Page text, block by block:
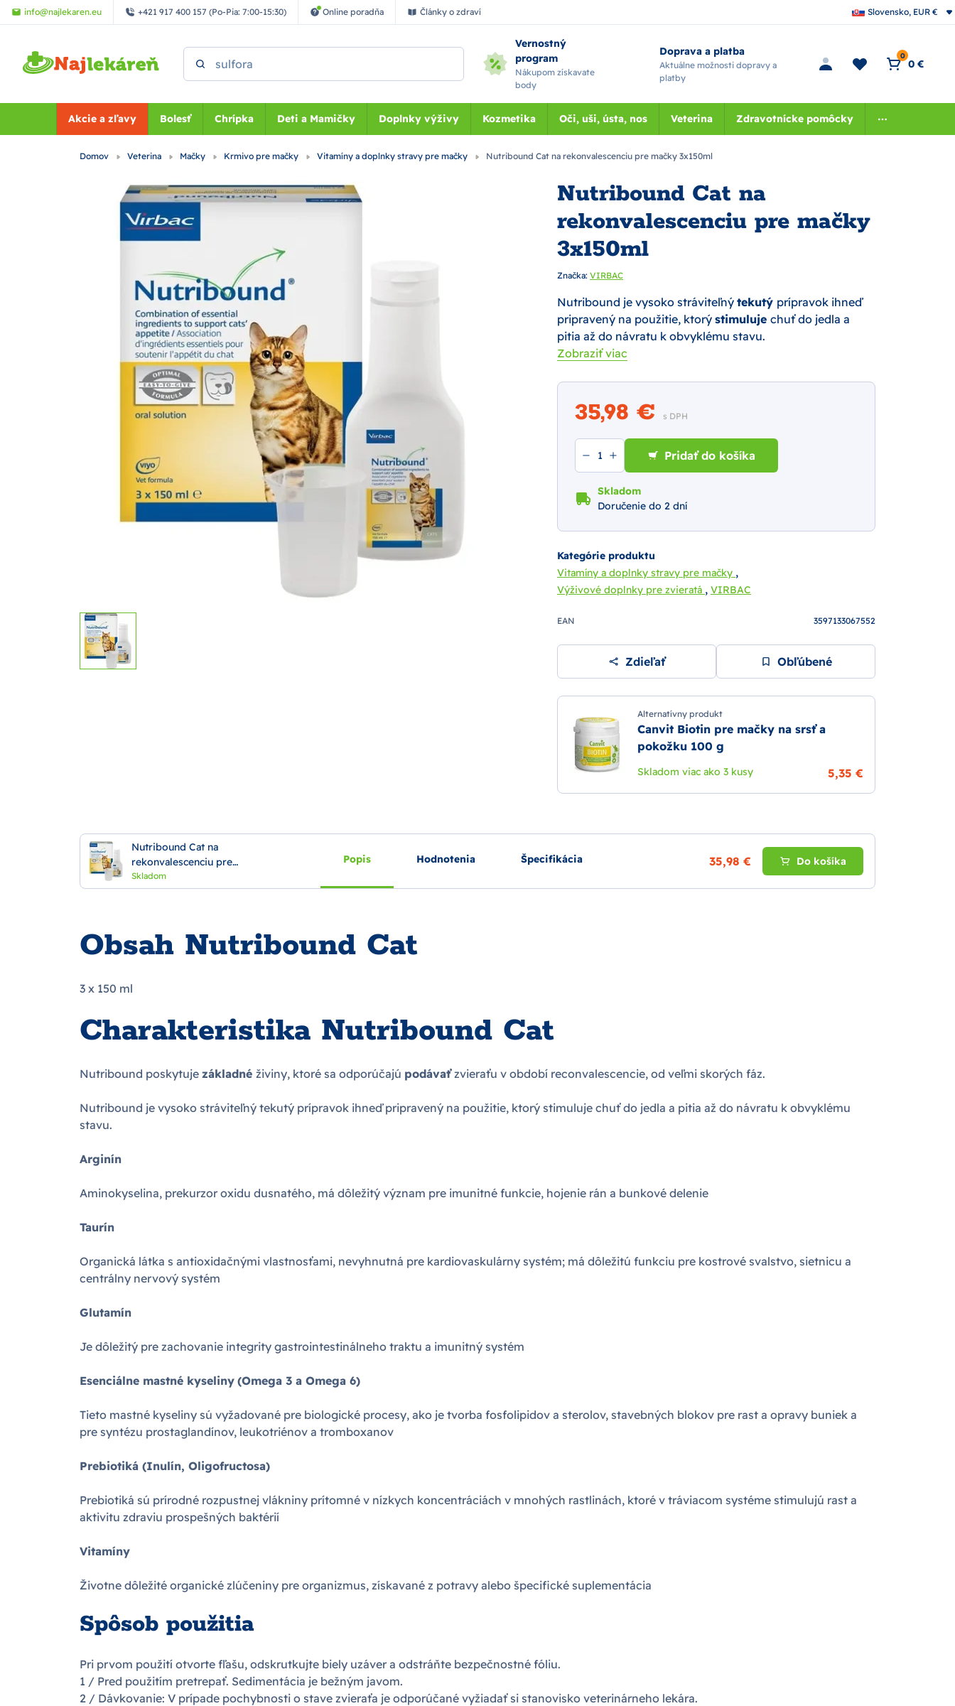
Preskočiť na hlavný obsah
info@najlekaren.eu +421 917 400 157 (Po-Pia: 7:00-15:30) Online poradňa Články o zdraví Slovensko, EUR €
Vernostný
program
Nákupom získavate
body
Doprava a platba
Aktuálne možnosti dopravy a
platby
0
0 €
Akcie a zľavy Bolesť Chrípka Deti a Mamičky Doplnky výživy Kozmetika Oči, uši, ústa, nos Veterina Zdravotnícke pomôcky
Domov Veterina Mačky Krmivo pre mačky Vitamíny a doplnky stravy pre mačky Nutribound Cat na rekonvalescenciu pre mačky 3x150ml
Nutribound Cat na
rekonvalescenciu pre mačky
3x150ml
Značka: VIRBAC
Nutribound je vysoko stráviteľný tekutý prípravok ihneď
pripravený na použitie, ktorý stimuluje chuť do jedla a
pitia až do návratu k obvyklému stavu.
Zobraziť viac
35,98 € s DPH
Pridať do košíka
Skladom
Doručenie do 2 dní
Kategórie produktu
Vitamíny a doplnky stravy pre mačky ,
Výživové doplnky pre zvieratá , VIRBAC
EAN 3597133067552
Zdieľať Obľúbené
Alternatívny produkt
Canvit Biotin pre mačky na srsť a
pokožku 100 g
Skladom viac ako 3 kusy 5,35 €
Nutribound Cat na
rekonvalescenciu pre
mačky 3x150ml
Skladom
Popis Hodnotenia Špecifikácia 35,98 € Do košíka
Obsah Nutribound Cat
3 x 150 ml
Charakteristika Nutribound Cat
Nutribound poskytuje základné živiny, ktoré sa odporúčajú podávaťzvieraťu v období reconvalescencie, od veľmi skorých fáz.
Nutribound je vysoko stráviteľný tekutý prípravok ihneď pripravený na použitie, ktorý stimuluje chuť do jedla a pitia až do návratu k obvyklému
stavu.
Arginín
Aminokyselina, prekurzor oxidu dusnatého, má dôležitý význam pre imunitné funkcie, hojenie rán a bunkové delenie
Taurín
Organická látka s antioxidačnými vlastnosťami, nevyhnutná pre kardiovaskulárny systém; má dôležitú funkciu pre kostrové svalstvo, sietnicu a
centrálny nervový systém
Glutamín
Je dôležitý pre zachovanie integrity gastrointestinálneho traktu a imunitný systém
Esenciálne mastné kyseliny (Omega 3 a Omega 6)
Tieto mastné kyseliny sú vyžadované pre biologické procesy, ako je tvorba fosfolipidov a sterolov, stavebných blokov pre rast a opravy buniek a
pre syntézu prostaglandínov, leukotriénov a tromboxanov
Prebiotiká (Inulín, Oligofructosa)
Prebiotiká sú prírodné rozpustnej vlákniny prítomné v nízkych koncentráciách v mnohých rastlinách, ktoré v tráviacom systéme stimulujú rast a
aktivitu zdraviu prospešných baktérií
Vitamíny
Životne dôležité organické zlúčeniny pre organizmus, získavané z potravy alebo špecifické suplementácia
Spôsob použitia
Pri prvom použití otvorte fľašu, odskrutkujte biely uzáver a odstráňte bezpečnostné fóliu.
1 / Pred použitím pretrepať. Sedimentácia je bežným javom.
2 / Dávkovanie: V prípade pochybnosti o stave zvieraťa je odporúčané vyžiadať si stanovisko veterinárneho lekára.